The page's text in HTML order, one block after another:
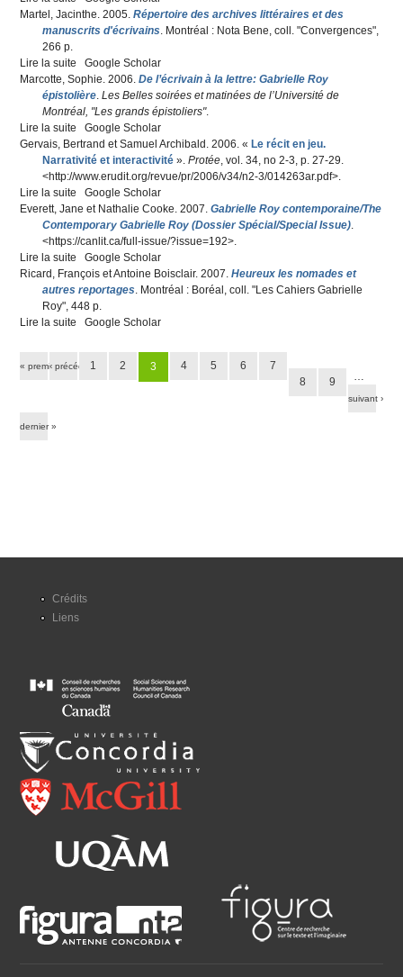
Martel, Jacinthe. 2005.Répertoire des archives littéraires et des
manuscrits d'écrivains. Montréal : Nota Bene, coll. "Convergences",
266 p.
Lire la suite
de Répertoire des archives littéraires et des manuscrits
d'écrivains
Google Scholar
Marcotte, Sophie. 2006.De l’écrivain à la lettre: Gabrielle Roy
épistolière.Les Belles soirées et matinées de l’Université de
Montréal, "Les grands épistoliers".
Lire la suite
de De l’écrivain à la lettre: Gabrielle Roy épistolière
Google Scholar
Gervais, Bertrand etSamuel Archibald . 2006.« Le récit en jeu.
Narrativité et interactivité ».Protée, vol. 34, no 2-3, p. 27-29.
<http://www.erudit.org/revue/pr/2006/v34/n2-3/014263ar.pdf>.
Lire la suite
de Le récit en jeu. Narrativité et interactivité
Google Scholar
Everett, Jane et Nathalie Cooke. 2007.Gabrielle Roy contemporaine/The
Contemporary Gabrielle Roy (Dossier Spécial/Special Issue).
<https://canlit.ca/full-issue/?issue=192>.
Lire la suite
de Gabrielle Roy contemporaine/The Contemporary Gabrielle
Roy (Dossier Spécial/Special Issue)
Google Scholar
Ricard, François etAntoine Boisclair. 2007.Heureux les nomades et
autres reportages. Montréal : Boréal, coll. "Les Cahiers Gabrielle
Roy", 448 p.
Lire la suite
de Heureux les nomades et autres reportages
Google Scholar
« premier‹ précédent1 2 3 4 5 6
7
8
9 …
suivant ›
dernier »
Crédits
Liens